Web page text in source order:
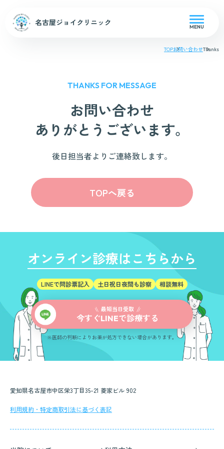
MENU
TOPお問い合わせThanks
THANKS FOR MESSAGE
お問い合わせ
ありがとうございます。
後日担当者よりご連絡致します。
TOPへ戻る
オンライン診療はこちらから
LINEで問診票記入 土日祝日夜間も診察 相談無料
最短当日受取
今すぐLINEで診療する
※医師の判断によりお薬が処方できない場合があります。
愛知県名古屋市中区栄3丁目35-21 菱家ビル 902
利用規約・特定商取引法に基づく表記